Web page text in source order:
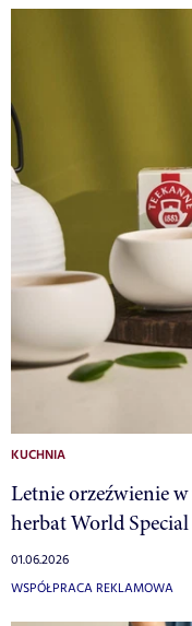
KUCHNIA
Letnie orzeźwienie
herbat World
01.06.2026
WSPÓŁPRACA REKLAMOWA